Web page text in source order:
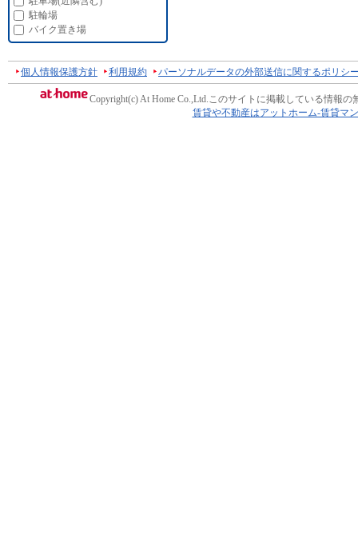
駐輪場
バイク置き場
個人情報保護方針 利用規約 パーソナルデータの外部送信に関するポリシ
Copyright(c) At Home Co.,Ltd.このサイトに掲載している情報の
賃貸や不動産はアットホーム-賃貸マ